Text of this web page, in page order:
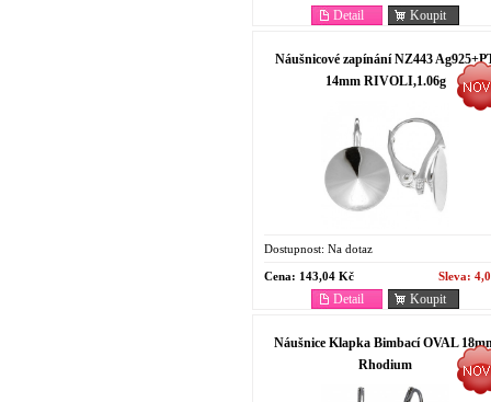
Koupit
Detail
Náušnicové zapínání NZ443
14mm RIVOLI,1.06g
Dostupnost: Na dotaz
Cena: 143,04 Kč Sleva:
Koupit
Detail
Náušnice Klapka Bimbací OVAL
Rhodium